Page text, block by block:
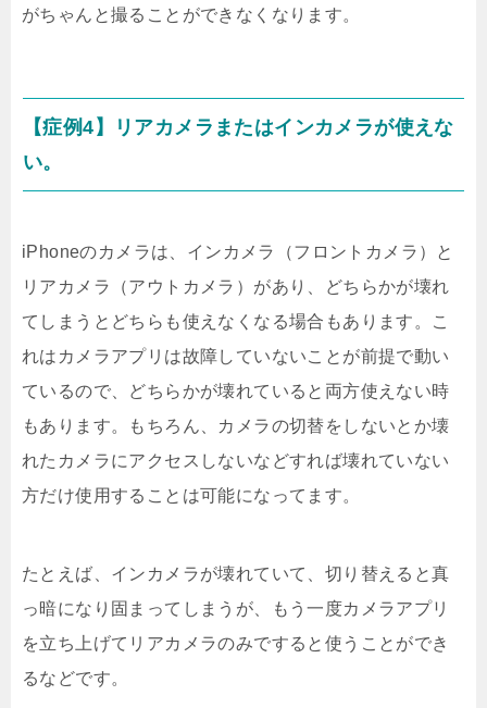
がちゃんと撮ることができなくなります。
【症例4】リアカメラまたはインカメラが使えな
い。
iPhoneのカメラは、インカメラ（フロントカメラ）と
リアカメラ（アウトカメラ）があり、どちらかが壊れ
てしまうとどちらも使えなくなる場合もあります。こ
れはカメラアプリは故障していないことが前提で動い
ているので、どちらかが壊れていると両方使えない時
もあります。もちろん、カメラの切替をしないとか壊
れたカメラにアクセスしないなどすれば壊れていない
方だけ使用することは可能になってます。
たとえば、インカメラが壊れていて、切り替えると真
っ暗になり固まってしまうが、もう一度カメラアプリ
を立ち上げてリアカメラのみですると使うことができ
るなどです。